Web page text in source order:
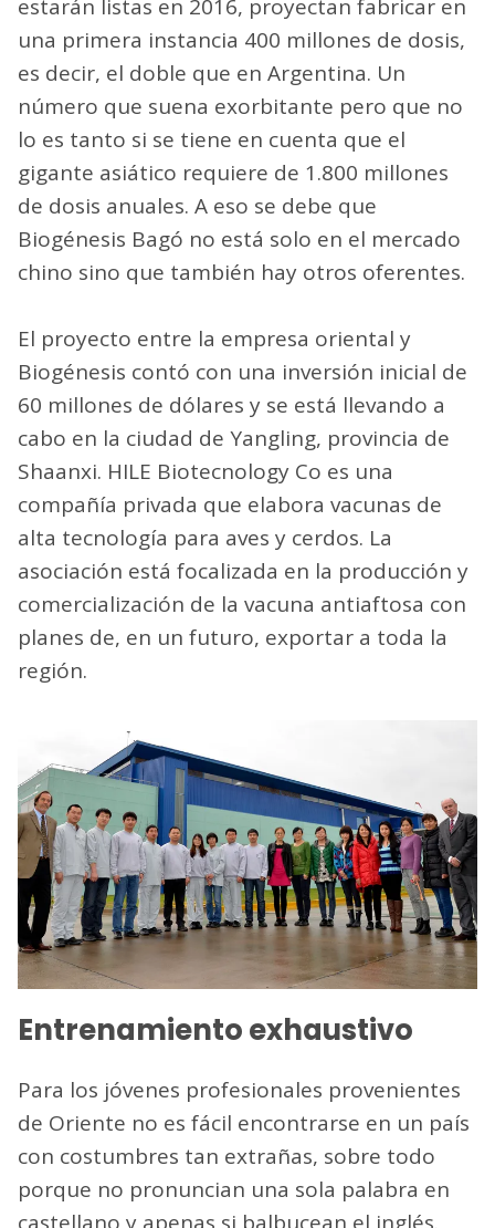
estarán listas en 2016, proyectan fabricar en
una primera instancia 400 millones de dosis,
es decir, el doble que en Argentina. Un
número que suena exorbitante pero que no
lo es tanto si se tiene en cuenta que el
gigante asiático requiere de 1.800 millones
de dosis anuales. A eso se debe que
Biogénesis Bagó no está solo en el mercado
chino sino que también hay otros oferentes.
El proyecto entre la empresa oriental y
Biogénesis contó con una inversión inicial de
60 millones de dólares y se está llevando a
cabo en la ciudad de Yangling, provincia de
Shaanxi. HILE Biotecnology Co es una
compañía privada que elabora vacunas de
alta tecnología para aves y cerdos. La
asociación está focalizada en la producción y
comercialización de la vacuna antiaftosa con
planes de, en un futuro, exportar a toda la
región.
Entrenamiento exhaustivo
Para los jóvenes profesionales provenientes
de Oriente no es fácil encontrarse en un país
con costumbres tan extrañas, sobre todo
porque no pronuncian una sola palabra en
castellano y apenas si balbucean el inglés.